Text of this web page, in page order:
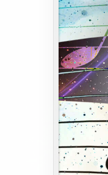
„Sostų karai"
įspūdingas
fantastinio